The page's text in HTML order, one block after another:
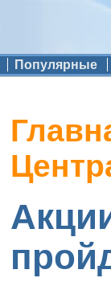
Популярные
Вы здесь